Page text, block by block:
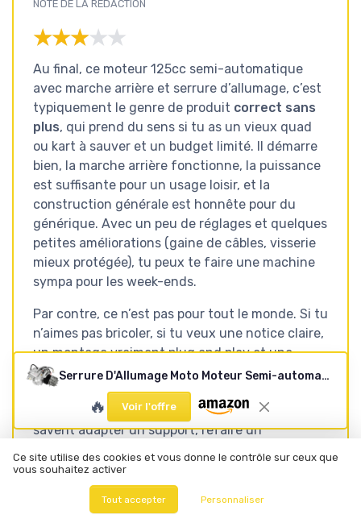
NOTE DE LA RÉDACTION
★★★★★
★★★★★
Au final, ce moteur 125cc semi-automatique
avec marche arrière et serrure d’allumage, c’est
typiquement le genre de produit correct sans
plus, qui prend du sens si tu as un vieux quad
ou kart à sauver et un budget limité. Il démarre
bien, la marche arrière fonctionne, la puissance
est suffisante pour un usage loisir, et la
construction générale est honnête pour du
générique. Avec un peu de réglages et quelques
petites améliorations (gaine de câbles, visserie
mieux protégée), tu peux te faire une machine
sympa pour les week-ends.
Par contre, ce n’est pas pour tout le monde. Si tu
n’aimes pas bricoler, si tu veux une notice claire,
un montage vraiment plug and play et une
finition au top, tu risques d’être déçu. Ce moteur
s’adresse plutôt aux gens qui ont déjà mis les
mains dans des moteurs chinois 110/125, qui
savent adapter un support, refaire un
eux, le rapport qualité-prix est intéressant. Pour
quelqu’un qui veut juste déposer chez un pro et
rouler, mieux vaut partir sur une marque plus
Serrure D'Allumage Moto Moteur Semi-automatique Électrique 125CC 4 Temps CDI + Marche Arrière Pour ATV Quad Go Kart
🔥 Voir l'offre
Ce site utilise des cookies et vous donne le contrôle sur ceux que
vous souhaitez activer
Tout accepter Personnaliser